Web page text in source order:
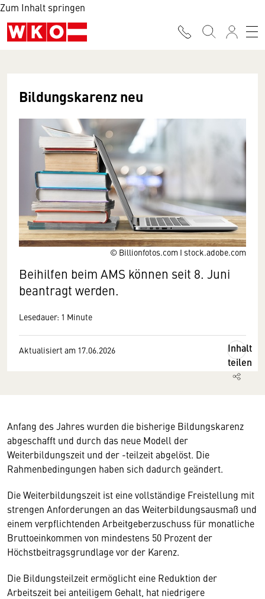
Zum Inhalt springen
© Billionfotos.com I stock.adobe.com
Bildungskarenz neu
Beihilfen beim AMS können seit 8. Juni
beantragt werden.
Lesedauer: 1 Minute
Aktualisiert am 17.06.2026
Inhalt
teilen
Anfang des Jahres wurden die bisherige Bildungskarenz
abgeschafft und durch das neue Modell der
Weiterbildungszeit und der -teilzeit abgelöst. Die
Rahmenbedingungen haben sich dadurch geändert.
Die Weiterbildungszeit ist eine vollständige Freistellung mit
strengen Anforderungen an das Weiterbildungsausmaß und
einem verpflichtenden Arbeitgeberzuschuss für monatliche
Bruttoeinkommen von mindestens 50 Prozent der
Höchstbeitragsgrundlage vor der Karenz.
Die Bildungsteilzeit ermöglicht eine Reduktion der
Arbeitszeit bei anteiligem Gehalt, hat niedrigere